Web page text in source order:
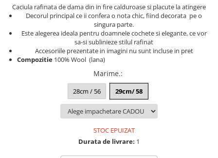
Cadouri craciun copii
Colectia Disney
Sticlă pentru apa Personalizată
Seturi cadou pentru copii KID's Collection
Caciula rafinata de dama din in fire calduroase si placute la atingere
Decorul principal ce ii confera o nota chic, fiind decorata pe o
singura parte.
Este alegerea ideala pentru doamnele cochete si elegante, ce vor
sa-si sublinieze stilul rafinat
Accesoriile prezentate in imagini nu sunt incluse in pret
Compozitie 100% Wool (lana)
Marime.:
28cm / 56 29cm/ 58
STOC EPUIZAT
Durata de livrare: 1